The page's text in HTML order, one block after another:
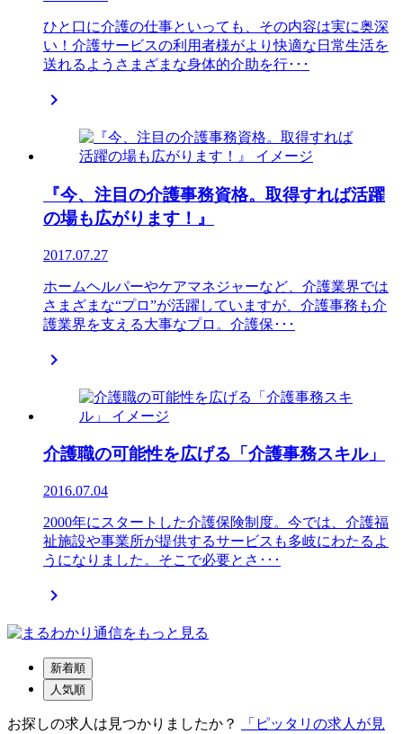
ひと口に介護の仕事といっても、その内容は実に奥深
い！介護サービスの利用者様がより快適な日常生活を
送れるようさまざまな身体的介助を行･･･

『今、注目の介護事務資格。取得すれば活躍
の場も広がります！』
2017.07.27
ホームヘルパーやケアマネジャーなど、介護業界では
さまざまな“プロ”が活躍していますが、介護事務も介
護業界を支える大事なプロ。介護保･･･

介護職の可能性を広げる「介護事務スキル」
2016.07.04
2000年にスタートした介護保険制度。今では、介護福
祉施設や事業所が提供するサービスも多岐にわたるよ
うになりました。そこで必要とさ･･･

新着順
人気順
お探しの求人は見つかりましたか？
「ピッタリの求人が見